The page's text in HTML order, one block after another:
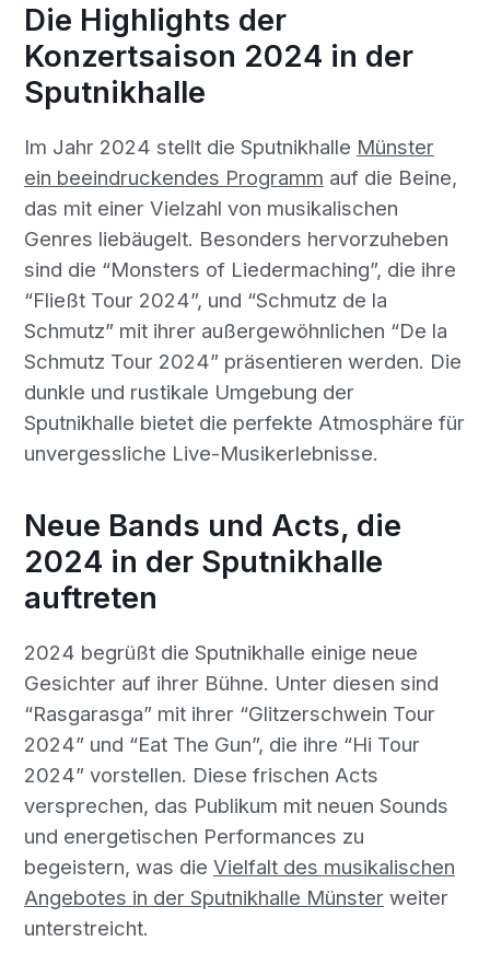
Die Highlights der
Konzertsaison 2024 in der
Sputnikhalle
Im Jahr 2024 stellt die Sputnikhalle Münster
ein beeindruckendes Programm auf die Beine,
das mit einer Vielzahl von musikalischen
Genres liebäugelt. Besonders hervorzuheben
sind die “Monsters of Liedermaching”, die ihre
“Fließt Tour 2024”, und “Schmutz de la
Schmutz” mit ihrer außergewöhnlichen “De la
Schmutz Tour 2024” präsentieren werden. Die
dunkle und rustikale Umgebung der
Sputnikhalle bietet die perfekte Atmosphäre für
unvergessliche Live-Musikerlebnisse.
Neue Bands und Acts, die
2024 in der Sputnikhalle
auftreten
2024 begrüßt die Sputnikhalle einige neue
Gesichter auf ihrer Bühne. Unter diesen sind
“Rasgarasga” mit ihrer “Glitzerschwein Tour
2024” und “Eat The Gun”, die ihre “Hi Tour
2024” vorstellen. Diese frischen Acts
versprechen, das Publikum mit neuen Sounds
und energetischen Performances zu
begeistern, was die Vielfalt des musikalischen
Angebotes in der Sputnikhalle Münsterweiter
unterstreicht.